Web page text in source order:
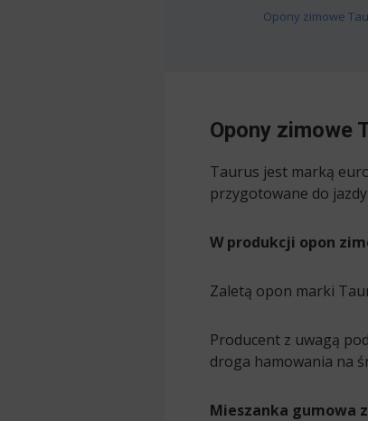
Opony zimowe
Opony zimowe
Taurus jest marką
przygotowane do
W produkcji opon
Zaletą opon marki
Producent z uwagą
droga hamowania na
Mieszanka gumowa